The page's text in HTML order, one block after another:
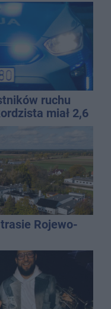
ruchu
miał 2,6
Rojewo-